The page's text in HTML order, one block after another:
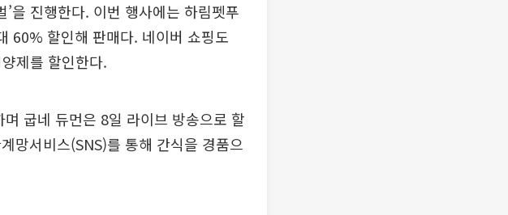
을 진행한다. 이번 행사에는 하림펫푸
60% 할인해 판매다. 네이버 쇼핑도
제를 할인한다.
굽네 듀먼은 8일 라이브 방송으로 할
망서비스(SNS)를 통해 간식을 경품으